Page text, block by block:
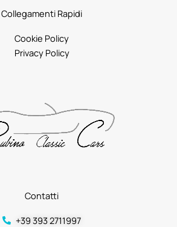
Contatti
+39 393 2711997
Collegamenti Rapidi
Cookie Policy
Privacy Policy